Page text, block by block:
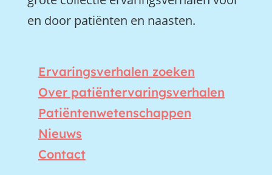
en door patiënten en naasten.
Ervaringsverhalen zoeken
Over patiëntervaringsverhalen
Patiëntenwetenschappen
Nieuws
Contact